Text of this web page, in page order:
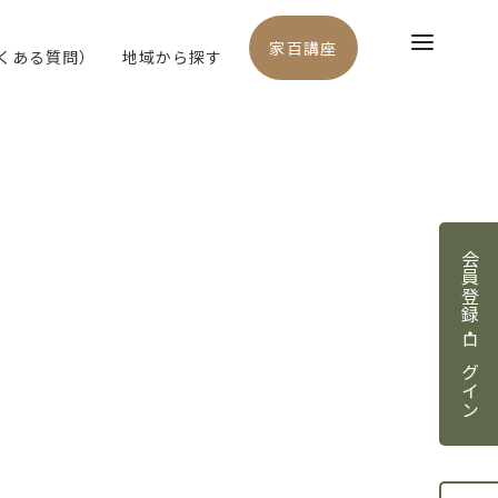
会員登録・ログイン
ある質問） 地域から探す 家百講座